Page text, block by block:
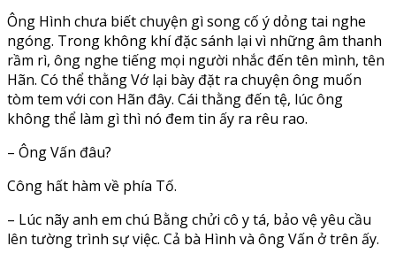
Ông Hình chưa biết chuyện gì song cố ý dỏng tai nghe
ngóng. Trong không khí đặc sánh lại vì những âm thanh
rầm rì, ông nghe tiếng mọi người nhắc đến tên mình, tên
Hãn. Có thể thằng Vớ lại bày đặt ra chuyện ông muốn
tòm tem với con Hãn đây. Cái thằng đến tệ, lúc ông
không thể làm gì thì nó đem tin ấy ra rêu rao.
– Ông Vấn đâu?
Công hất hàm về phía Tố.
– Lúc nãy anh em chú Bằng chửi cô y tá, bảo vệ yêu cầu
lên tường trình sự việc. Cả bà Hình và ông Vấn ở trên ấy.